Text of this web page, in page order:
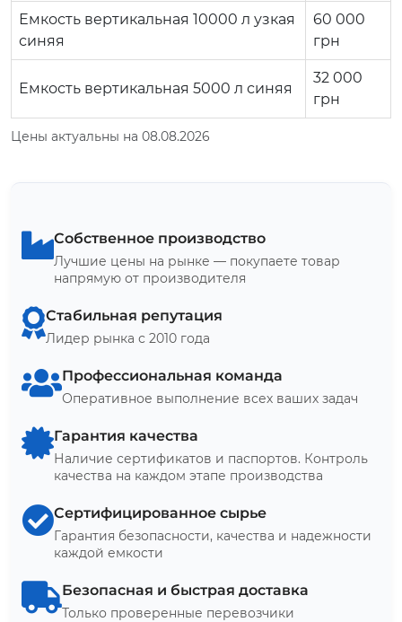
Емкость вертикальная 10000 л узкая
синяя
60 000
грн
Емкость вертикальная 5000 л синяя
32 000
грн
Цены актуальны на 08.08.2026
Собственное производство
Лучшие цены на рынке — покупаете товар
напрямую от производителя
Стабильная репутация
Лидер рынка с 2010 года
Профессиональная команда
Оперативное выполнение всех ваших задач
Гарантия качества
Наличие сертификатов и паспортов. Контроль
качества на каждом этапе производства
Сертифицированное сырье
Гарантия безопасности, качества и надежности
каждой емкости
Безопасная и быстрая доставка
Только проверенные перевозчики